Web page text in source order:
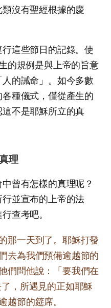
沒有聖經根據的慶
這些節日的記錄。使
的規例是與上帝的旨意
的誡命」。如今多數
種儀式，僅從產生的
不是耶穌所立的真
理
曾有怎樣的真理呢？
並宣布的上帝的法
查考吧。
那一天到了。耶穌打發
去為我們預備逾越節的
們問他說：「要我們在
，所遇見的正如耶穌
越節的筵席。